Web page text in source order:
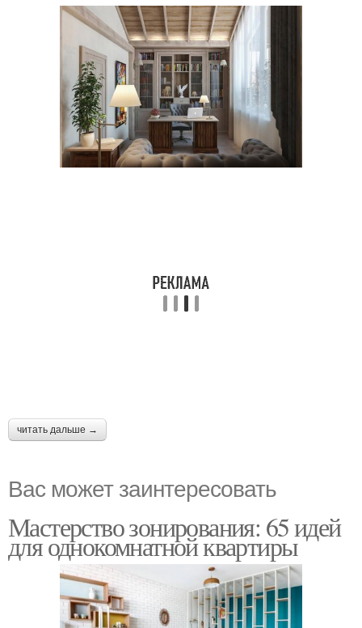
читать дальше →
Вас может заинтересовать
Мастерство зонирования: 65 идей
для однокомнатной квартиры